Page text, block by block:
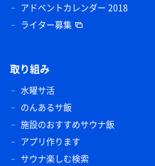
アドベントカレンダー 2018
ライター募集
取り組み
水曜サ活
のんあるサ飯
施設のおすすめサウナ飯
アプリ作ります
サウナ楽しむ検索